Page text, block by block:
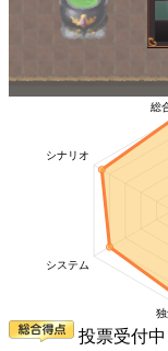
投票受付中